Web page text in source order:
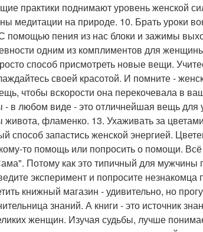
практики поднимают уровень женской
медитации на природе. 10. Брать уроки
помощью пения из нас блоки и зажимы
одним из комплиментов для
способ присмотреть новые вещи.
своей красотой. И помните -
чтобы вскорости она перекочевала в
- в любом виде - это отличнейшая вещь
фламенко. 13. Ухаживать за
способ запастись женской энергией.
то помощь или попросить о помощи.
Потому как это типичный для
эксперимент и попросите незнакомца
книжный магазин - удивительно, но
знаний. А книги - это источник
женщин. Изучая судьбы, лучше